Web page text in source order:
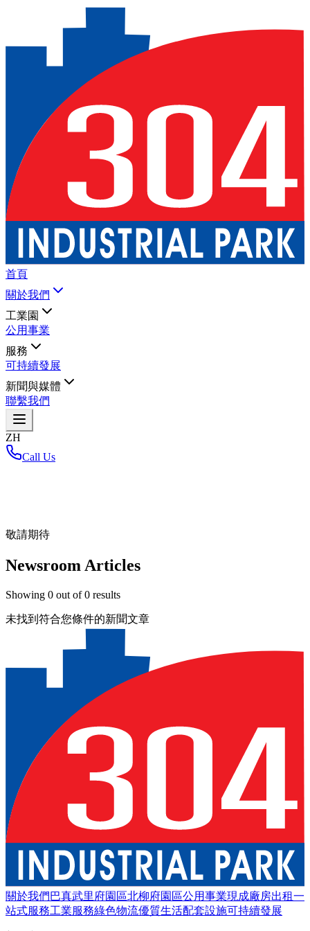
首頁
關於我們
工業園
公用事業
服務
可持續發展
新聞與媒體
聯繫我們
ZH
Call Us
敬請期待
Newsroom Articles
Showing 0 out of0 results
未找到符合您條件的新聞文章
關於我們 巴真武里府園區北柳府園區公用事業現成廠房出租一
站式服務工業服務綠色物流優質生活配套設施可持續發展